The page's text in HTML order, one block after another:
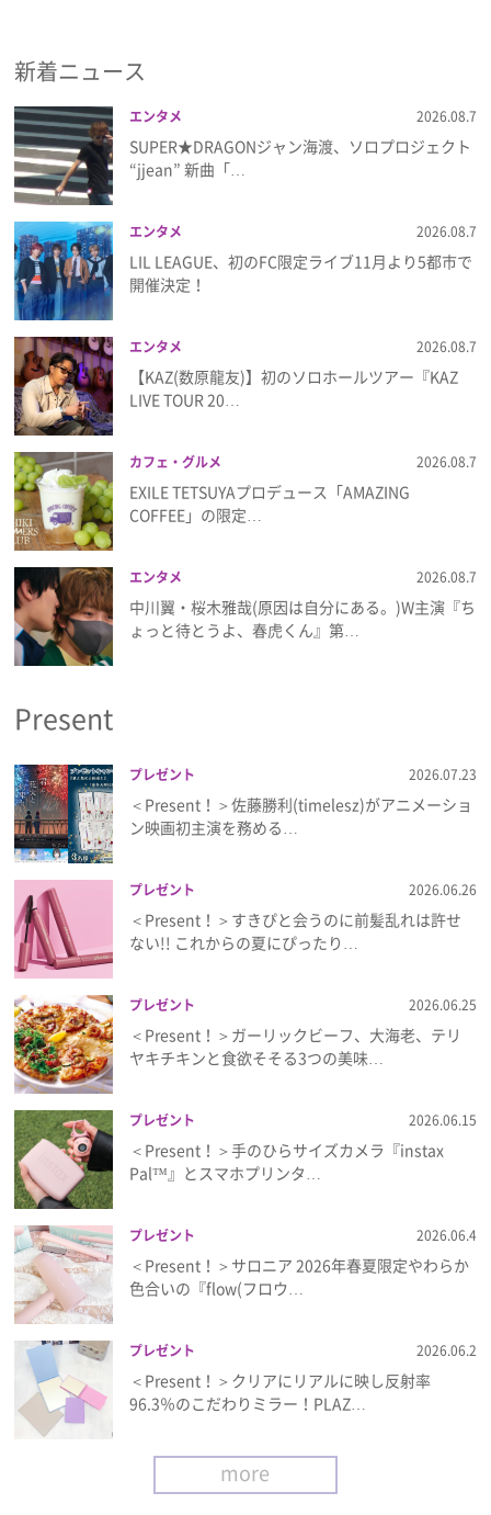
新着ニュース
エンタメ 2026.08.7
SUPER★DRAGONジャン海渡、ソロプロジェクト
“jjean” 新曲「…
エンタメ 2026.08.7
LIL LEAGUE、初のFC限定ライブ11月より5都市で
開催決定！
エンタメ 2026.08.7
【KAZ(数原龍友)】初のソロホールツアー『KAZ
LIVE TOUR 20…
カフェ・グルメ 2026.08.7
EXILE TETSUYAプロデュース「AMAZING
COFFEE」の限定…
エンタメ 2026.08.7
中川翼・桜木雅哉(原因は自分にある。)W主演『ち
ょっと待とうよ、春虎くん』第…
Present
プレゼント 2026.07.23
＜Present！＞佐藤勝利(timelesz)がアニメーショ
ン映画初主演を務める…
プレゼント 2026.06.26
＜Present！＞すきぴと会うのに前髪乱れは許せ
ない!! これからの夏にぴったり…
プレゼント 2026.06.25
＜Present！＞ガーリックビーフ、大海老、テリ
ヤキチキンと食欲そそる3つの美味…
プレゼント 2026.06.15
＜Present！＞手のひらサイズカメラ『instax
Pal™』とスマホプリンタ…
プレゼント 2026.06.4
＜Present！＞サロニア 2026年春夏限定やわらか
色合いの『flow(フロウ…
プレゼント 2026.06.2
＜Present！＞クリアにリアルに映し反射率
96.3％のこだわりミラー！PLAZ…
more